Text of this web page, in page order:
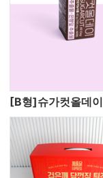
[B형]슈가컷올데이